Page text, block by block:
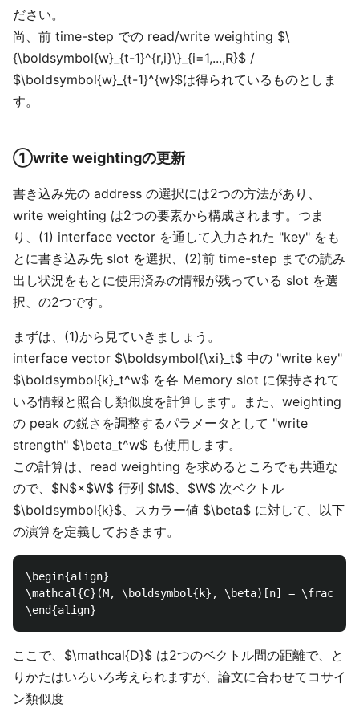
ださい。
尚、前 time-step での read/write weighting $\
{\boldsymbol{w}_{t-1}^{r,i}\}_{i=1,...,R}$ /
$\boldsymbol{w}_{t-1}^{w}$は得られているものとしま
す。
①write weightingの更新
書き込み先の address の選択には2つの方法があり、
write weighting は2つの要素から構成されます。つま
り、(1) interface vector を通して入力された "key" をも
とに書き込み先 slot を選択、(2)前 time-step までの読み
出し状況をもとに使用済みの情報が残っている slot を選
択、の2つです。
まずは、(1)から見ていきましょう。
interface vector $\boldsymbol{\xi}_t$ 中の "write key"
$\boldsymbol{k}_t^w$ を各 Memory slot に保持されて
いる情報と照合し類似度を計算します。また、weighting
の peak の鋭さを調整するパラメータとして "write
strength" $\beta_t^w$ も使用します。
この計算は、read weighting を求めるところでも共通な
ので、$N$×$W$ 行列 $M$、$W$ 次ベクトル
$\boldsymbol{k}$、スカラー値 $\beta$ に対して、以下
の演算を定義しておきます。
\begin{align}
\mathcal{C}(M, \boldsymbol{k}, \beta)[n] =
ここで、$\mathcal{D}$ は2つのベクトル間の距離で、と
りかたはいろいろ考えられますが、論文に合わせてコサイ
ン類似度